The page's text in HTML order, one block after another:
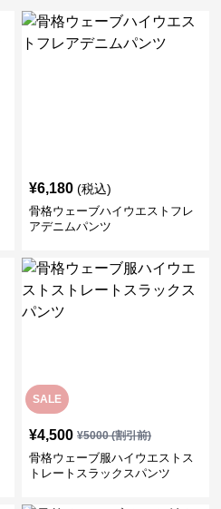
¥6,180 (税込)
骨格ウェーブハイウエストフレ
アデニムパンツ
SALE
¥4,500 ¥5000(割引前)
骨格ウェーブ服ハイウエストス
トレートスラックスパンツ